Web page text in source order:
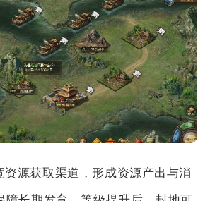
资源获取渠道，形成资源产出与消